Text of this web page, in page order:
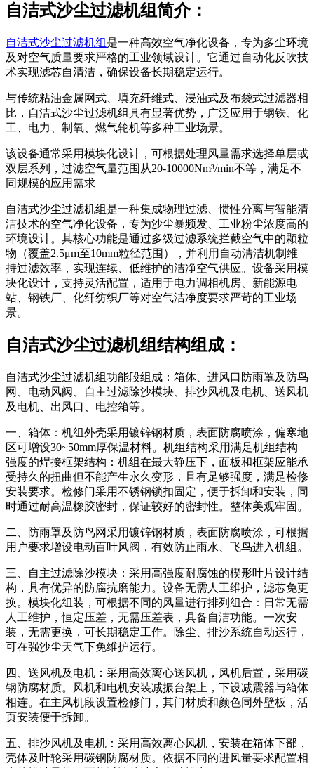
自洁式沙尘过滤机组简介：
自洁式沙尘过滤机组 是一种高效空气净化设备，专为多尘环境
及对空气质量要求严格的工业领域设计。它通过自动化反吹技
术实现滤芯自清洁，确保设备长期稳定运行。
与传统粘油金属网式、填充纤维式、浸油式及布袋式过滤器相
比，自洁式沙尘过滤机组具有显著优势，广泛应用于钢铁、化
工、电力、制氧、燃气轮机等多种工业场景。
该设备通常采用模块化设计，可根据处理风量需求选择单层或
双层系列，过滤空气量范围从20-10000Nm³/min不等，满足不
同规模的应用需求
自洁式沙尘过滤机组是一种集成物理过滤、惯性分离与智能清
洁技术的空气净化设备，专为沙尘暴频发、工业粉尘浓度高的
环境设计。其核心功能是通过多级过滤系统拦截空气中的颗粒
物（覆盖2.5μm至10mm粒径范围），并利用自动清洁机制维
持过滤效率，实现连续、低维护的洁净空气供应。设备采用模
块化设计，支持灵活配置，适用于电力调相机房、新能源电
站、钢铁厂、化纤纺织厂等对空气洁净度要求严苛的工业场
景。
自洁式沙尘过滤机组结构组成：
自洁式沙尘过滤机组功能段组成：箱体、进风口防雨罩及防鸟
网、电动风阀、自主过滤除沙模块、排沙风机及电机、送风机
及电机、出风口、电控箱等。
一、箱体：机组外壳采用镀锌钢材质，表面防腐喷涂，偏寒地
区可增设30~50mm厚保温材料。机组结构采用满足机组结构
强度的焊接框架结构：机组在最大静压下，面板和框架应能承
受持久的扭曲但不能产生永久变形，且有足够强度，满足检修
安装要求。检修门采用不锈钢锁扣固定，便于拆卸和安装，同
时通过耐高温橡胶密封，保证较好的密封性。整体美观牢固。
二、防雨罩及防鸟网采用镀锌钢材质，表面防腐喷涂，可根据
用户要求增设电动百叶风阀，有效防止雨水、飞鸟进入机组。
三、自主过滤除沙模块：采用高强度耐腐蚀的楔形叶片设计结
构，具有优异的防腐抗磨能力。设备无需人工维护，滤芯免更
换。模块化组装，可根据不同的风量进行排列组合：日常无需
人工维护，恒定压差，无需压差表，具备自洁功能。一次安
装，无需更换，可长期稳定工作。除尘、排沙系统自动运行，
可在强沙尘天气下免维护运行。
四、送风机及电机：采用高效离心送风机，风机后置，采用碳
钢防腐材质。风机和电机安装减振台架上，下设减震器与箱体
相连。在主风机段设置检修门，其门材质和颜色同外壁板，活
页安装便于拆卸。
五、排沙风机及电机：采用高效离心风机，安装在箱体下部，
壳体及叶轮采用碳钢防腐材质。依据不同的进风量要求配置相